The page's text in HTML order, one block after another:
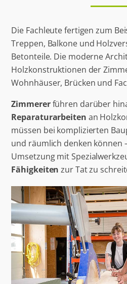
Die Fachleute fertigen zum
Treppen, Balkone und
Betonteile. Die moderne
Holzkonstruktionen der
Wohnhäuser, Brücken und
Zimmererführen darüber
Reparaturarbeiten an
müssen bei komplizierten
und räumlich denken können
Umsetzung mit
Fähigkeiten zur Tat zu